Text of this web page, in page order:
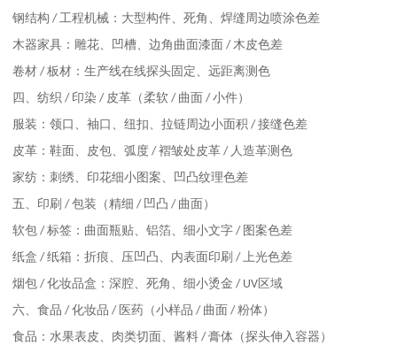
钢结构 /工程机械：大型构件、死角、焊缝周边喷涂色差
木器家具：雕花、凹槽、边角曲面漆面 /木皮色差
卷材 /板材：生产线在线探头固定、远距离测色
四、纺织 / 印染/ 皮革（柔软/ 曲面/小件）
服装：领口、袖口、纽扣、拉链周边小面积 /接缝色差
皮革：鞋面、皮包、弧度 /褶皱处皮革/ 人造革测色
家纺：刺绣、印花细小图案、凹凸纹理色差
五、印刷 /包装（精细/ 凹凸/ 曲面）
软包 /标签：曲面瓶贴、铝箔、细小文字/ 图案色差
纸盒 /纸箱：折痕、压凹凸、内表面印刷/上光色差
烟包 /化妆品盒：深腔、死角、细小烫金/ UV 区域
六、食品 /化妆品/ 医药（小样品/ 曲面/粉体）
食品：水果表皮、肉类切面、酱料 /膏体（探头伸入容器）